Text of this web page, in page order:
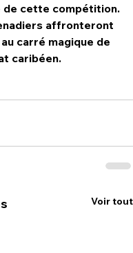
de cette compétition.
affronteront
carré magique de
caribéen.
Voir tout